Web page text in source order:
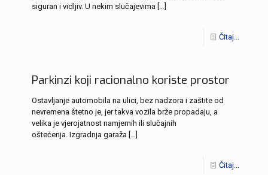
siguran i vidljiv. U nekim slučajevima […]
Čitaj...
Parkinzi koji racionalno koriste prostor
Ostavljanje automobila na ulici, bez nadzora i zaštite od
nevremena štetno je, jer takva vozila brže propadaju, a
velika je vjerojatnost namjernih ili slučajnih
oštećenja. Izgradnja garaža […]
Čitaj...